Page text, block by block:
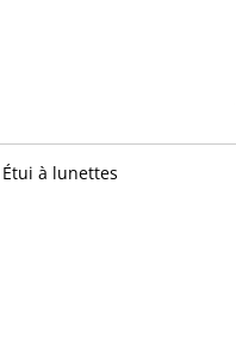
Étui à lunettes